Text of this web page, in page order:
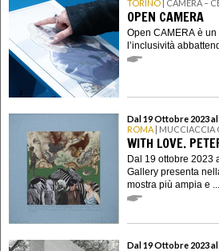
TORINO | CAMERA –
OPEN CAMERA
Open CAMERA è
l’inclusività
Dal 19 Ottobre 2023
ROMA | MUCCIACCIA
WITH LOVE.
Dal 19 ottobre 2023
Gallery presenta
mostra più ampia e ...
Dal 19 Ottobre 2023